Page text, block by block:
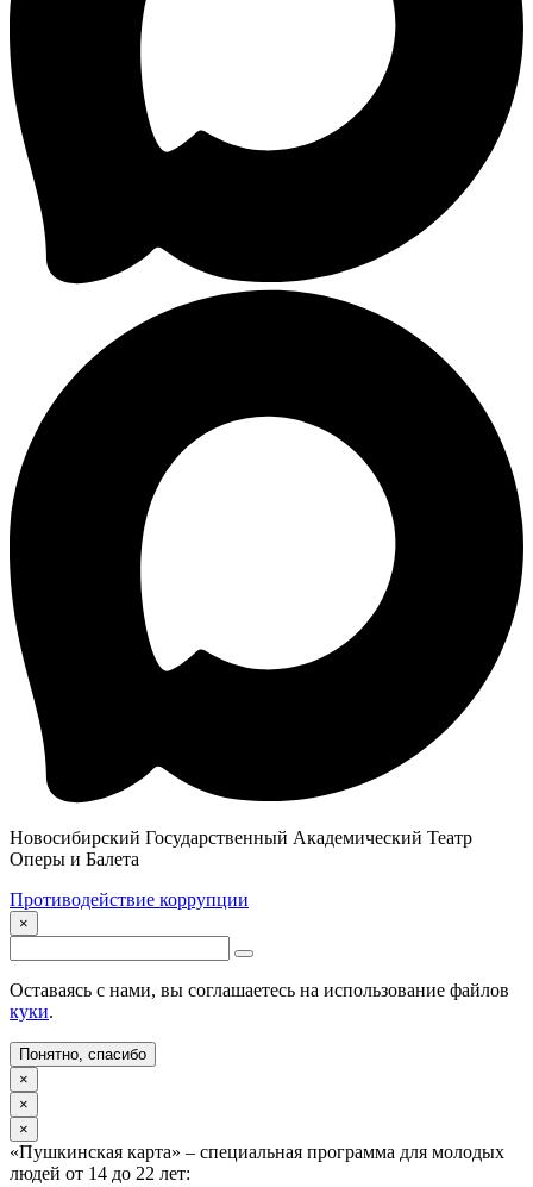
Новосибирский Государственный Академический Театр
Оперы и Балета
Противодействие коррупции
×
Оставаясь с нами, вы соглашаетесь на использование файлов
куки.
Понятно, спасибо
×
×
×
«Пушкинская карта» – специальная программа для молодых
людей от 14 до 22 лет: